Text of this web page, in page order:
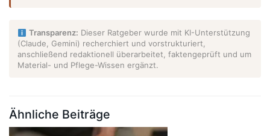
Transparenz: Dieser Ratgeber wurde mit KI-Unterstützung
(Claude, Gemini) recherchiert und vorstrukturiert,
anschließend redaktionell überarbeitet, faktengeprüft und um
Material- und Pflege-Wissen ergänzt.
Ähnliche Beiträge